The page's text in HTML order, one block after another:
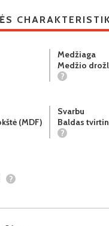
Medžiaga
Medžio
?
(MDF)
Svarbu
Baldas
?
?